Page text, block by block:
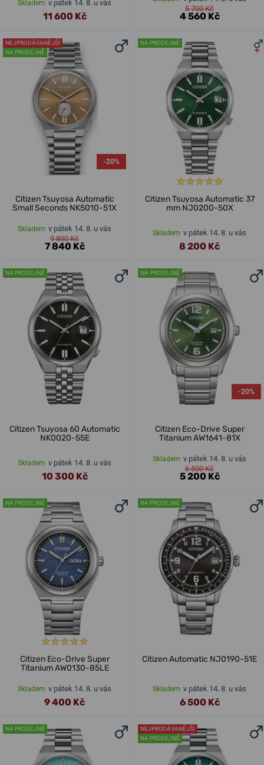
Skladem v pátek 14. 8. u vás
11 600 Kč
5 700 Kč
4 560 Kč
NEJPRODÁVANĚJŠÍ
NA PRODEJNĚ
-20%
Citizen Tsuyosa Automatic
Small Seconds NK5010-51X
Skladem v pátek 14. 8. u vás
9 800 Kč
7 840 Kč
NA PRODEJNĚ
Citizen Tsuyosa Automatic 37
mm NJ0200-50X
Skladem v pátek 14. 8. u vás
8 200 Kč
NA PRODEJNĚ
Citizen Tsuyosa 60 Automatic
NK0020-55E
Skladem v pátek 14. 8. u vás
10 300 Kč
NA PRODEJNĚ
-20%
Citizen Eco-Drive Super
Titanium AW1641-81X
Skladem v pátek 14. 8. u vás
6 500 Kč
5 200 Kč
NA PRODEJNĚ
Citizen Eco-Drive Super
Titanium AW0130-85LE
Skladem v pátek 14. 8. u vás
9 400 Kč
NA PRODEJNĚ
Citizen Automatic NJ0190-51E
Skladem v pátek 14. 8. u vás
6 500 Kč
NA PRODEJNĚ
NEJPRODÁVANĚJŠÍ
NA PRODEJNĚ